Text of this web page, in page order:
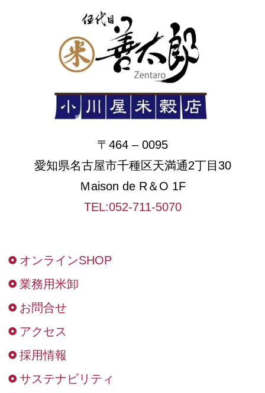
〒464 – 0095
愛知県名古屋市千種区天満通2丁目30
Ｍaison de R＆O 1F
TEL:052-711-5070
オンラインSHOP
業務用米卸
お問合せ
アクセス
採用情報
サステナビリティ